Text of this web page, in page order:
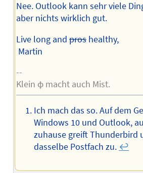
Nee. Outlook kann sehr viele
aber nichts wirklich gut.
Live long andproshealthy,
Martin
--
Klein φ macht auch Mist.
Ich mach das so. Auf dem
Windows 10 und Outlook,
zuhause greift Thunderbird
dasselbe Postfach zu. ↩︎